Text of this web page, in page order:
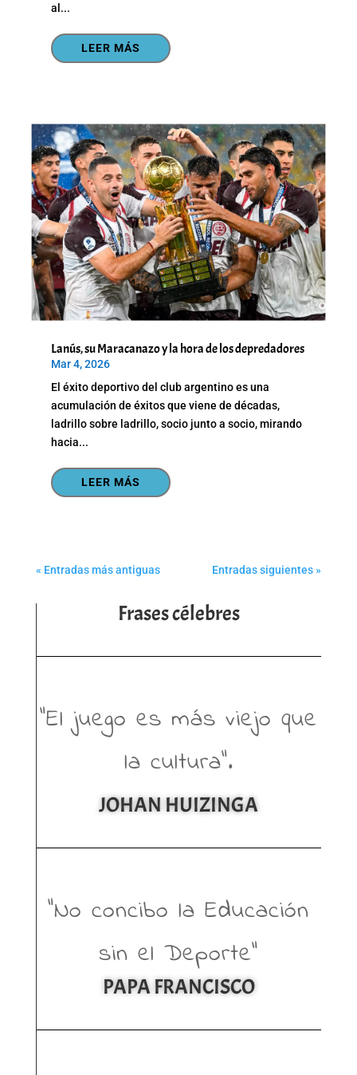
al...
LEER MÁS
Lanús, su Maracanazo y la hora de los depredadores
Mar 4, 2026
El éxito deportivo del club argentino es una
acumulación de éxitos que viene de décadas,
ladrillo sobre ladrillo, socio junto a socio, mirando
hacia...
LEER MÁS
« Entradas más antiguas Entradas siguientes »
Frases célebres
“El juego es más viejo que
la cultura”.
JOHAN HUIZINGA
“No concibo la Educación
sin el Deporte”
PAPA FRANCISCO